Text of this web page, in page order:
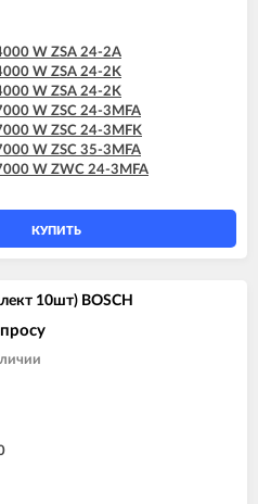
W ZSA 24-2A
W ZSA 24-2K
W ZSA 24-2K
W ZSC 24-3MFA
W ZSC 24-3MFK
W ZSC 35-3MFA
W ZWC 24-3MFA
W ZWC 24-3MFK
W ZWC 28-3MFA
W ZWC 28-3MFK
W ZWC 35-3MFA
КУПИТЬ
10шт) BOSCH